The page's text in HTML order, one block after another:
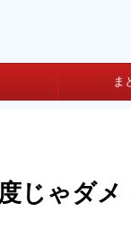
ま
じゃダメ